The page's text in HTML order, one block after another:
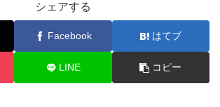
シェアする
Facebook はてブ
LINE コピー